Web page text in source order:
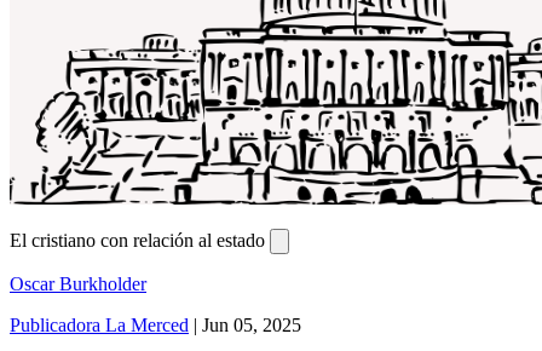
El cristiano con relación al estado
Oscar Burkholder
Publicadora La Merced | Jun 05, 2025